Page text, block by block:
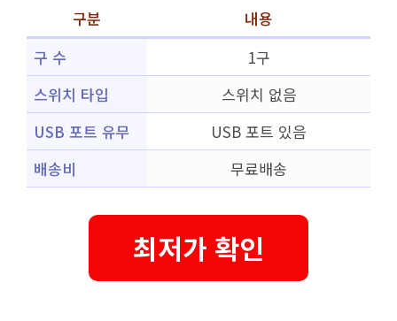
구분
내용
구 수
1구
스위치 타입
스위치 없음
USB 포트 유무
USB 포트 있음
배송비
무료배송
최저가 확인